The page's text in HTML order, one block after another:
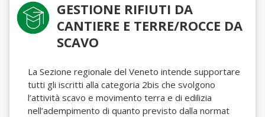
GESTIONE RIFIUTI DA
CANTIERE E TERRE/ROCCE DA
SCAVO
La Sezione regionale del Veneto intende supportare
tutti gli iscritti alla categoria 2bis che svolgono
l’attività scavo e movimento terra e di edilizia
nell’adempimento di quanto previsto dalla normat